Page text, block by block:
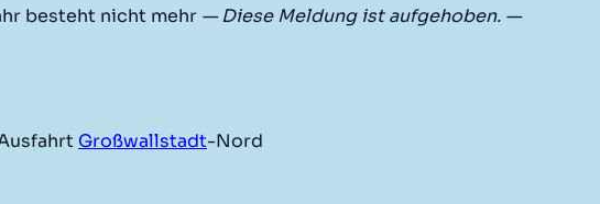
besteht nicht mehr — Diese Meldung ist aufgehoben. —
Großwallstadt-Nord